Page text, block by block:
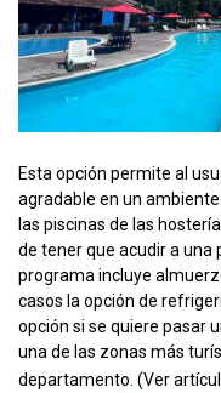
Esta opción permite al
agradable en un
las piscinas de las
de tener que acudir a una
programa incluye
casos la opción de
opción si se quiere pasar
una de las zonas más
departamento. (Ver